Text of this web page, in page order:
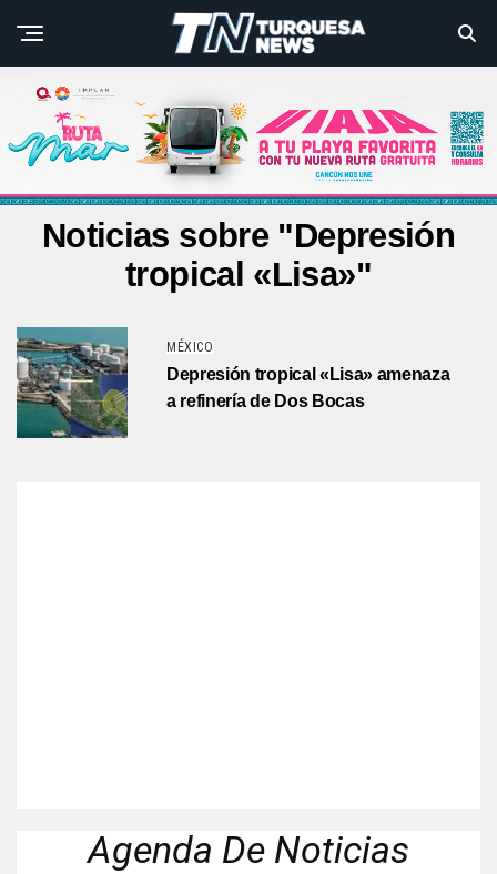
Noticias sobre "Depresión
tropical «Lisa»"
MÉXICO
Depresión tropical «Lisa» amenaza
a refinería de Dos Bocas
Agenda De Noticias